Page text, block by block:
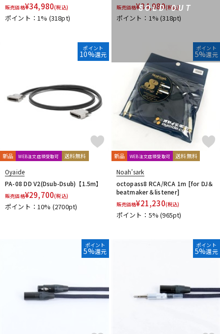
販売価格¥34,980(税込)
ポイント：1% (318pt)
SOLD OUT
販売価格¥34,980(税込)
ポイント：1%(318pt)
ポイント
10%還元
新品 WEB注文店頭受取可 送料無料
Oyaide
PA-08 DD V2(Dsub-Dsub)【1.5m】
販売価格¥29,700(税込)
ポイント：10% (2700pt)
ポイント
5%還元
新品 WEB注文店頭受取可 送料無料
Noah’sark
octopass8 RCA/RCA 1m [for DJ＆
beatmaker＆listener]
販売価格¥21,230(税込)
ポイント：5%(965pt)
ポイント
5%還元
ポイント
5%還元